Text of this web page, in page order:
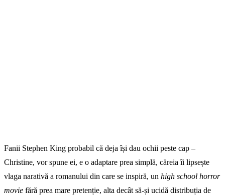
Fanii Stephen King probabil că deja își dau ochii peste cap –
Christine, vor spune ei, e o adaptare prea simplă, căreia îi lipsește
vlaga narativă a romanului din care se inspiră, un high school horror
movie fără prea mare pretenție, alta decât să-și ucidă distribuția de